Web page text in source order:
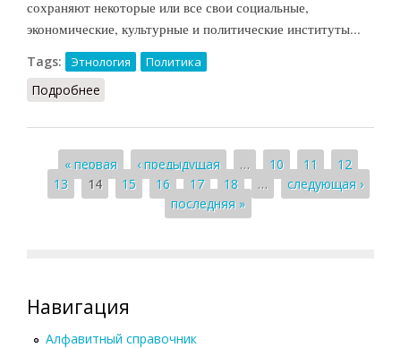
сохраняют некоторые или все свои социальные,
экономические, культурные и политические институты...
Tags: Этнология Политика
Подробнее
Страницы
« первая ‹ предыдущая … 10 11
12
13
14 15 16 17 18 …
следующая ›
последняя »
Навигация
Алфавитный справочник